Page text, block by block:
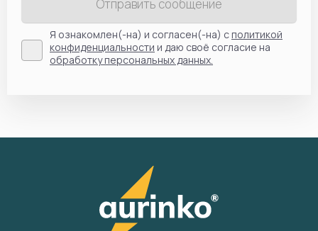
Отправить сообщение
Я ознакомлен(-на) и согласен(-на) сполитикой
конфиденциальности и даю своё согласие на
обработку персональных данных.